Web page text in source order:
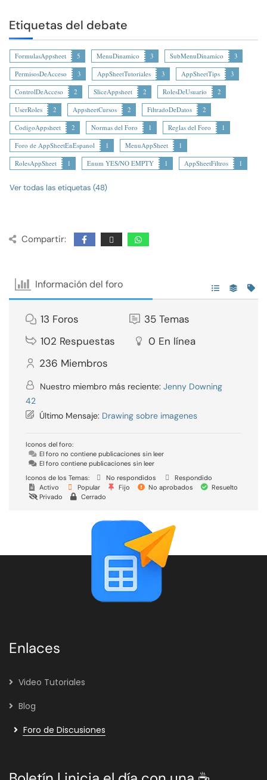
Etiquetas del debate
FormulasAppsheet 5 MenuDinamico 3 SubMenuDinamico
3
PermisosDeAcceso
3 AppSheetTutoriales 3 AppSheetTips
3
ControlDeAcceso
2 SliceAppsheet 2 RolesDeUsuario
2
UserRoles
2 AppsheetCursos 2 FiltradoDeDatos
2
CodigoAppsheet
2 Normas del Foro 1 Reglas del Foro
1
Foro de AppSheetEnEspanol
1 MenuAppSheet
1
RolesAppSheet
1 Enum YES/NO EMPTY 1 AppSheetFiltros 1
Ver todas las etiquetas (48)
Compartir:
Información del foro
13 Foros 35 Temas
102 Respuestas 0 En línea
236 Miembros
Nuestro miembro más reciente: Jenny Downing
42
Último Mensaje: Drawing sobre imagenes
Iconos del foro:
El foro no contiene publicaciones sin leer
El foro contiene publicaciones sin leer
Iconos de los Temas:
No respondidos
Respondido
Activo
Popular Fijo No aprobados
Resuelto
Privado
Cerrado
Enlaces
Video Tutoriales
Blog
Foro de Discusiones